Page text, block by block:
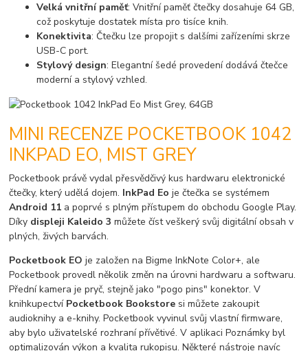
Velká vnitřní paměť: Vnitřní paměť čtečky dosahuje 64 GB,
což poskytuje dostatek místa pro tisíce knih.
Konektivita: Čtečku lze propojit s dalšími zařízeními skrze
USB-C port.
Stylový design: Elegantní šedé provedení dodává čtečce
moderní a stylový vzhled.
MINI RECENZE POCKETBOOK 1042
INKPAD EO, MIST GREY
Pocketbook právě vydal přesvědčivý kus hardwaru elektronické
čtečky, který udělá dojem. InkPad Eo je čtečka se systémem
Android 11 a poprvé s plným přístupem do obchodu Google Play.
Díky displeji Kaleido 3můžete číst veškerý svůj digitální obsah v
plných, živých barvách.
Pocketbook EO je založen na Bigme InkNote Color+, ale
Pocketbook provedl několik změn na úrovni hardwaru a softwaru.
Přední kamera je pryč, stejně jako "pogo pins" konektor. V
knihkupectví Pocketbook Bookstore si můžete zakoupit
audioknihy a e-knihy. Pocketbook vyvinul svůj vlastní firmware,
aby bylo uživatelské rozhraní přívětivé. V aplikaci Poznámky byl
optimalizován výkon a kvalita rukopisu. Některé nástroje navíc